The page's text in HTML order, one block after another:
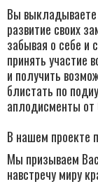
Вы выкладываете
развитие своих
забывая о себе и
принять участие
и получить
блистать по
аплодисменты от
В нашем проекте
Мы призываем
навстречу миру